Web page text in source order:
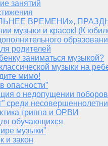
занятий
ВРЕМЕНИ»,
музыки и красок! (К
родителей
заниматься музыкой?
музыки на
мимо!
опасности”
о недопущении
среди
гриппа и ОРВИ
обучающихся
музыки”
и закон